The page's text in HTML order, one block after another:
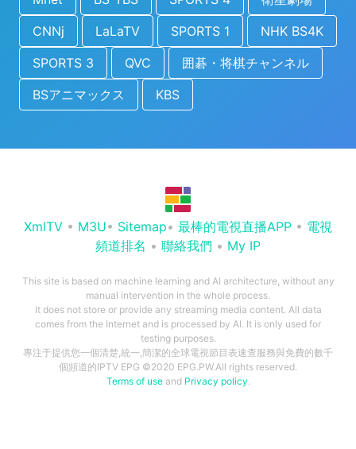
CNNj
LaLaTV SPORTS 1
NHK BS4K
SPORTS 3
QVC
囲碁・将棋チャンネル
BSアニマックス
KBS
XmlTV • M3U• Sitemap• 最棒的電視直播APP • 電視
頻道排名 • 聯絡我們 • My IP
This site is based on machine learning and AI architecture, without any
manual intervention in the whole process.
It does not store or provide any streaming media content. All data
comes from the Internet and is processed by AI. It is only used for
testing purposes.
專注于提供您一個清楚,統一,簡潔的全球電視節目表速查服務與免費的數千
個頻道的IPTV EPG ©2020 EPG.PW.All rights reserved.
Terms of useand Privacy policy.